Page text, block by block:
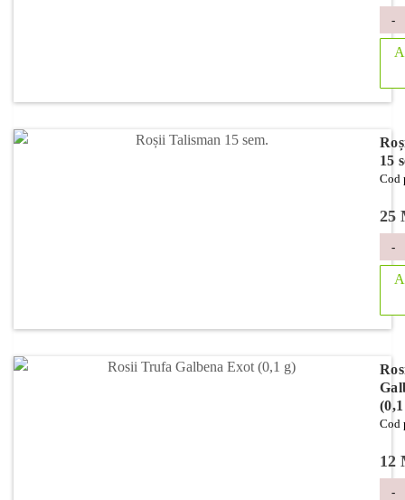
-
15
Cod
25
-
Cod
12
-